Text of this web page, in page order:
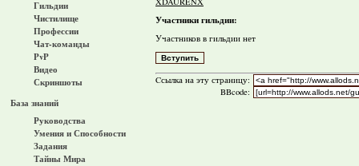
Гильдии
Чистилище
Профессии
Чат-команды
PvP
Видео
Скриншоты
База знаний
Руководства
Умения и Способности
Задания
Тайны Мира
Участники гильдии:
Участников в гильдии нет
Cсылка на эту страницу:
BBcode: